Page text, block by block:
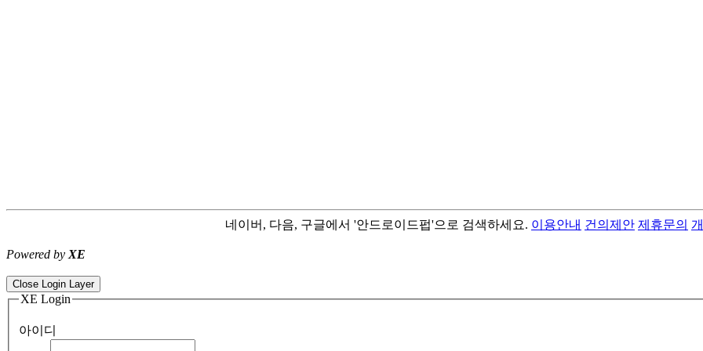
네이버, 다음, 구글에서 '안드로이드펍'으로 검색하세요. 이용안내 건의제안 제휴문의
Powered by XE
Close Login Layer
XE Login
아이디